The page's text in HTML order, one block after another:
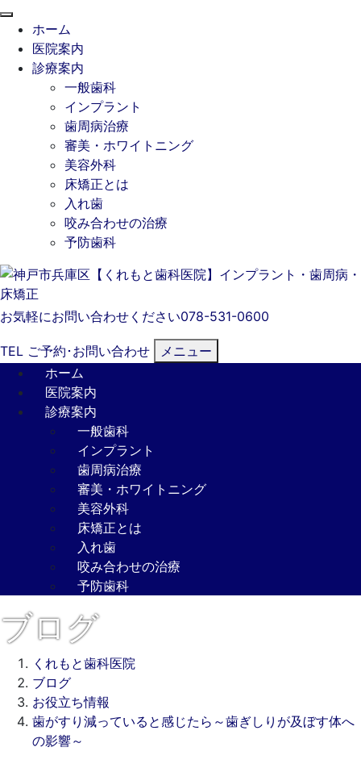
ホーム
医院案内
診療案内
一般歯科
インプラント
歯周病治療
審美・ホワイトニング
美容外科
床矯正とは
入れ歯
咬み合わせの治療
予防歯科
お気軽にお問い合わせください078-531-0600
TEL ご予約･ お問い合わせ
メニュー
ホーム
医院案内
診療案内
一般歯科
インプラント
歯周病治療
審美・ホワイトニング
美容外科
床矯正とは
入れ歯
咬み合わせの治療
予防歯科
ブログ
くれもと歯科医院
ブログ
お役立ち情報
歯がすり減っていると感じたら～歯ぎしりが及ぼす体へ
の影響～